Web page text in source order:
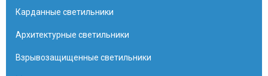
Карданные светильники
Архитектурные светильники
Взрывозащищенные светильники